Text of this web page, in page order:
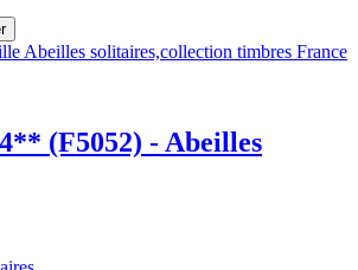
(F5052) - Abeilles